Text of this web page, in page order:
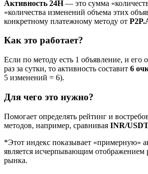
Активность 24H— это сумма
«количества изменений объема этих
конкретному платежному методу от
Как это работает?
Если по методу есть 1 объявление, и его
раз за сутки, то активность составит 6
5 изменений = 6).
Для чего это нужно?
Помогает определять рейтинг и
методов, например, сравнивая INR/
*Этот индекс показывает «примерную»
является исчерпывающим отображением
рынка.